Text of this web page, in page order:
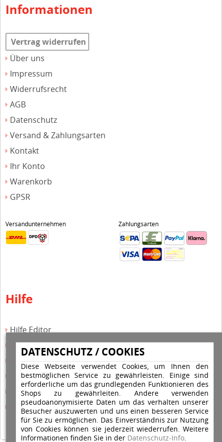
DATENSCHUTZ / COOKIES
Diese Webseite verwendet Cookies, um Ihnen den
bestmöglichen Service zu gewährleisten. Einige sind
erforderliche um das grundlegenden Funktionieren des
Shops zu gewährleiten. Andere verwenden
pseudoanonymisierte Daten um das verhalten unserer
Besucher auszuwerten und uns einen besseren Service
für Sie zu ermöglichen. Das Einverständnis zur Nutzung
von Cookies können sie jederzeit wiederrufen. Weitere
Informationen finden Sie in der Datenschutz-Info.
Informationen
Vertrag widerrufen
Über uns
Impressum
Widerrufsrecht
AGB
Datenschutz
Versand & Zahlungsarten
Kontakt
Ihr Konto
Warenkorb
GPSR
Versandunternehmen Zahlungsarten
Hilfe
Hilfe Editor
Hilfe-Multicolorstempel
Hilfe Rundstempel Holz
Hilfe Stempelkissen wechseln
Hilfe Stempelplatte wechseln